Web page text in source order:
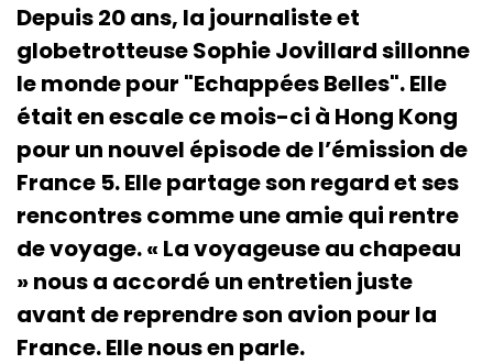
Depuis 20 ans, la journaliste et
globetrotteuse Sophie Jovillard sillonne
le monde pour "Echappées Belles". Elle
était en escale ce mois-ci à Hong Kong
pour un nouvel épisode de l’émission de
France 5. Elle partage son regard et ses
rencontres comme une amie qui rentre
de voyage. « La voyageuse au chapeau
» nous a accordé un entretien juste
avant de reprendre son avion pour la
France. Elle nous en parle.